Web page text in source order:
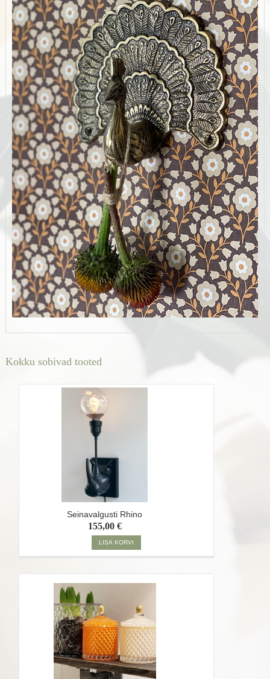
Kokku sobivad tooted
Seinavalgusti Rhino
155,00 €